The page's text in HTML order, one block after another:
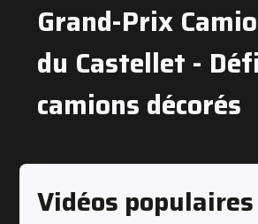
Grand-Prix
du Castellet -
camions décorés
Vidéos populaires